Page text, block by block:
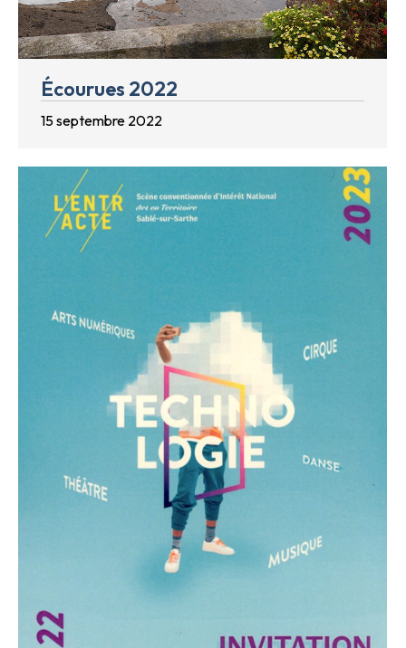
Écourues 2022
15 septembre 2022